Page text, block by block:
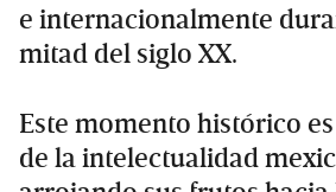
e internacionalmente
mitad del siglo XX.
Este momento histórico
de la intelectualidad